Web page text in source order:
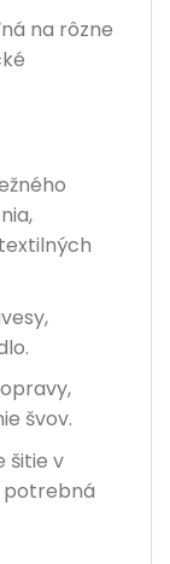
na rôzne
švov.
šitie v
potrebná